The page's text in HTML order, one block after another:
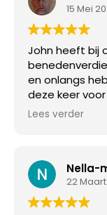
15 Mei
John heeft bij
en onlangs
deze keer
laatste ook onze trap. Alles tiptop in orde.
Lees verder
Nella-
22